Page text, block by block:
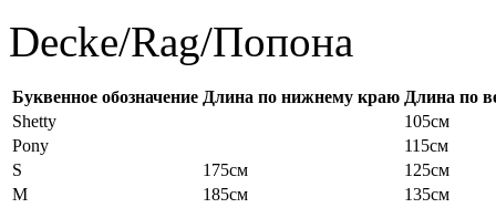
Decke/Rag/Попона
Буквенное обозначение Длина по нижнему краю Длина по
Shetty
105см
Pony
115см
S
175см
125см
M
185см
135см